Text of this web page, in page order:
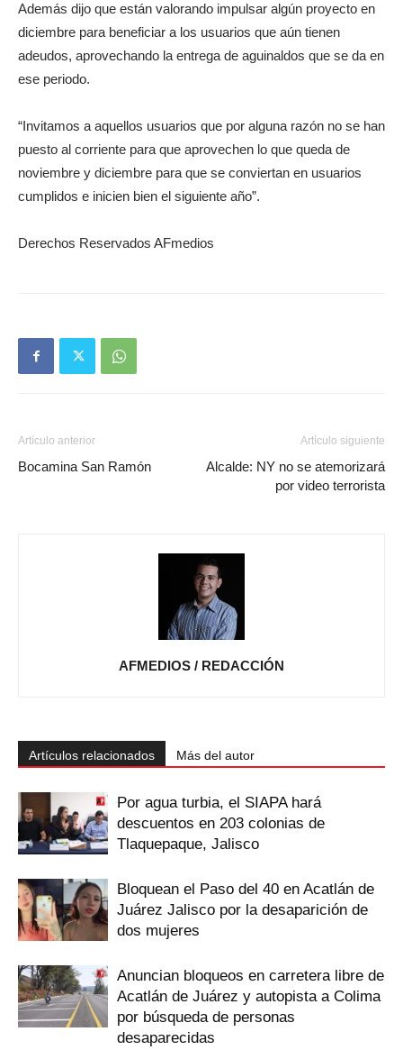
Además dijo que están valorando impulsar algún proyecto en
diciembre para beneficiar a los usuarios que aún tienen
adeudos, aprovechando la entrega de aguinaldos que se da en
ese periodo.
“Invitamos a aquellos usuarios que por alguna razón no se han
puesto al corriente para que aprovechen lo que queda de
noviembre y diciembre para que se conviertan en usuarios
cumplidos e inicien bien el siguiente año”.
Derechos Reservados AFmedios
Artículo anterior
Bocamina San Ramón
Artículo siguiente
Alcalde: NY no se atemorizará
por video terrorista
AFMEDIOS / REDACCIÓN
Artículos relacionados Más del autor
Por agua turbia, el SIAPA hará
descuentos en 203 colonias de
Tlaquepaque, Jalisco
Bloquean el Paso del 40 en Acatlán de
Juárez Jalisco por la desaparición de
dos mujeres
Anuncian bloqueos en carretera libre de
Acatlán de Juárez y autopista a Colima
por búsqueda de personas
desaparecidas